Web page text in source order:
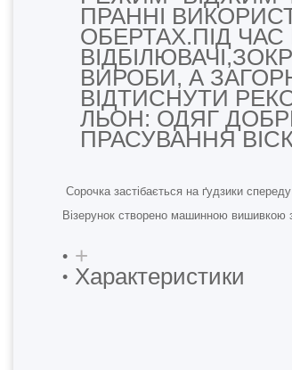
ПРАННІ
ОБЕРТАХ.ПІД
ВІДБІЛЮВАЧІ,
ВИРОБИ, А
ВІДТИСНУТИ
ЛЬОН: ОДЯГ
ПРАСУВАННЯ
Сорочка застібається на ґудзики
Візерунок створено машинною вишивкою з
+
Характеристики